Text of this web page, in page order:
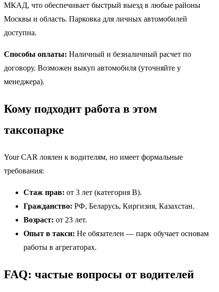
МКАД, что обеспечивает быстрый выезд в любые районы
Москвы и область. Парковка для личных автомобилей
доступна.
Способы оплаты: Наличный и безналичный расчет по
договору. Возможен выкуп автомобиля (уточняйте у
менеджера).
Кому подходит работа в этом
таксопарке
Your CAR лоялен к водителям, но имеет формальные
требования:
Стаж прав: от 3 лет (категория B).
Гражданство: РФ, Беларусь, Киргизия, Казахстан.
Возраст: от 23 лет.
Опыт в такси: Не обязателен — парк обучает основам
работы в агрегаторах.
FAQ: частые вопросы от водителей